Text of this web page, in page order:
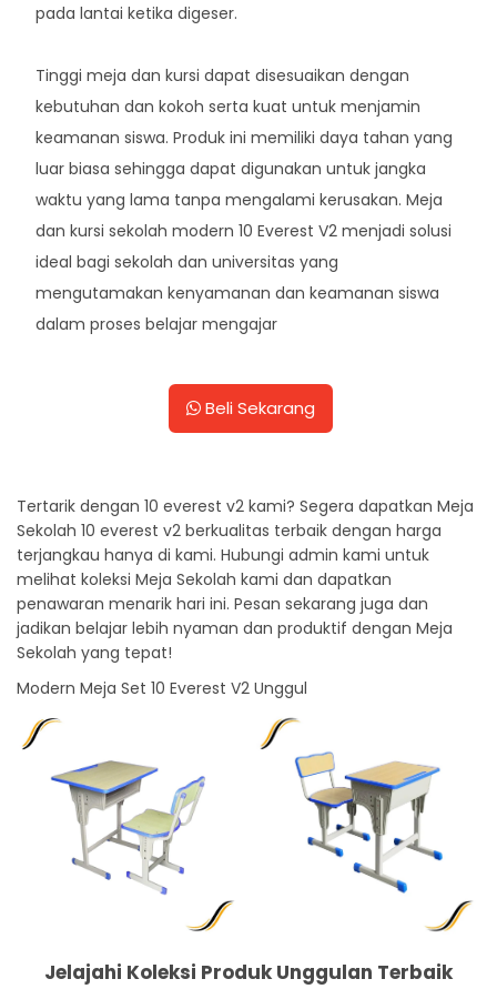
pada lantai ketika digeser.
Tinggi meja dan kursi dapat disesuaikan dengan
kebutuhan dan kokoh serta kuat untuk menjamin
keamanan siswa. Produk ini memiliki daya tahan yang
luar biasa sehingga dapat digunakan untuk jangka
waktu yang lama tanpa mengalami kerusakan. Meja
dan kursi sekolah modern 10 Everest V2 menjadi solusi
ideal bagi sekolah dan universitas yang
mengutamakan kenyamanan dan keamanan siswa
dalam proses belajar mengajar
Beli Sekarang
Tertarik dengan 10 everest v2 kami? Segera dapatkan Meja
Sekolah 10 everest v2 berkualitas terbaik dengan harga
terjangkau hanya di kami. Hubungi admin kami untuk
melihat koleksi Meja Sekolah kami dan dapatkan
penawaran menarik hari ini. Pesan sekarang juga dan
jadikan belajar lebih nyaman dan produktif dengan Meja
Sekolah yang tepat!
Modern Meja Set 10 Everest V2 Unggul
Jelajahi Koleksi Produk Unggulan Terbaik